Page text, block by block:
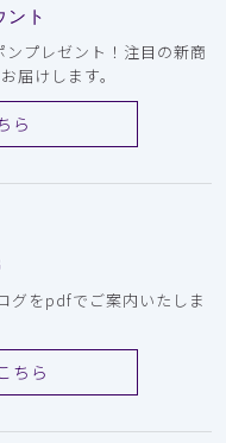
ント
プレゼント！注目の新商
届けします。
ら
グをpdfでご案内いたしま
ちら